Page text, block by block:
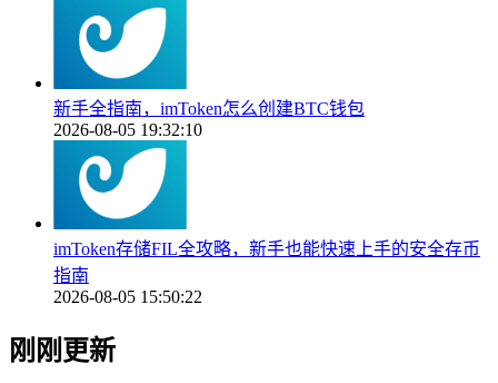
新手全指南，imToken怎么创建BTC钱包
2026-08-05 19:32:10
imToken存储FIL全攻略，新手也能快速上手的安全存币
指南
2026-08-05 15:50:22
刚刚更新